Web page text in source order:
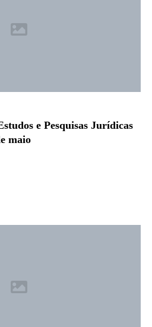
e Pesquisas Jurídicas
maio